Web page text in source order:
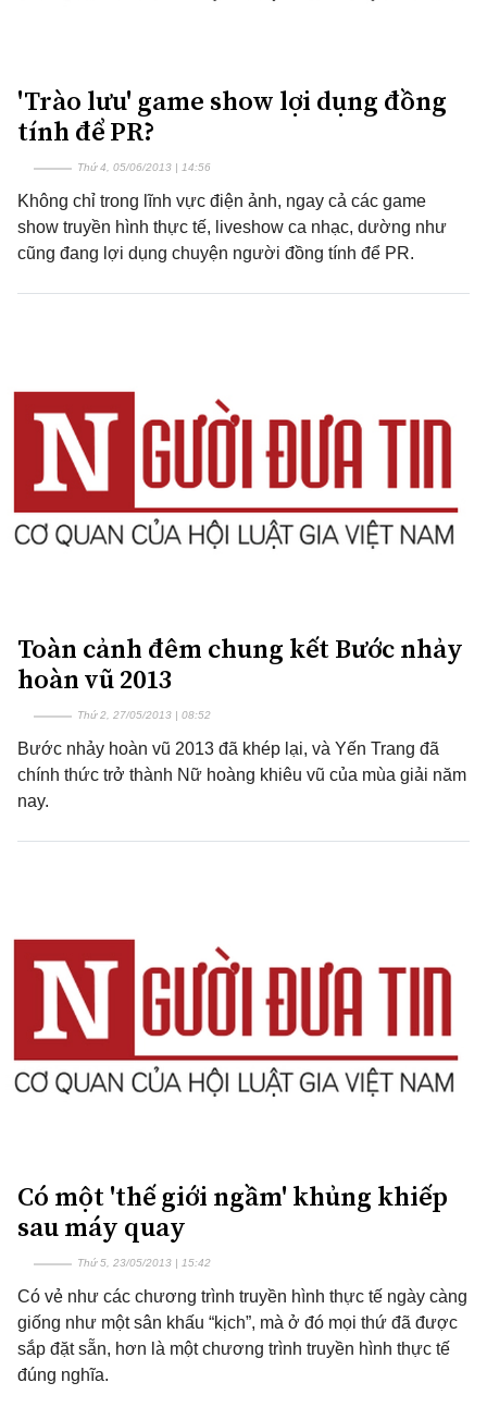
'Trào lưu' game show lợi dụng đồng
tính để PR?
Thứ 4, 05/06/2013 | 14:56
Không chỉ trong lĩnh vực điện ảnh, ngay cả các game
show truyền hình thực tế, liveshow ca nhạc, dường như
cũng đang lợi dụng chuyện người đồng tính để PR.
Toàn cảnh đêm chung kết Bước nhảy
hoàn vũ 2013
Thứ 2, 27/05/2013 | 08:52
Bước nhảy hoàn vũ 2013 đã khép lại, và Yến Trang đã
chính thức trở thành Nữ hoàng khiêu vũ của mùa giải năm
nay.
Có một 'thế giới ngầm' khủng khiếp
sau máy quay
Thứ 5, 23/05/2013 | 15:42
Có vẻ như các chương trình truyền hình thực tế ngày càng
giống như một sân khấu “kịch”, mà ở đó mọi thứ đã được
sắp đặt sẵn, hơn là một chương trình truyền hình thực tế
đúng nghĩa.